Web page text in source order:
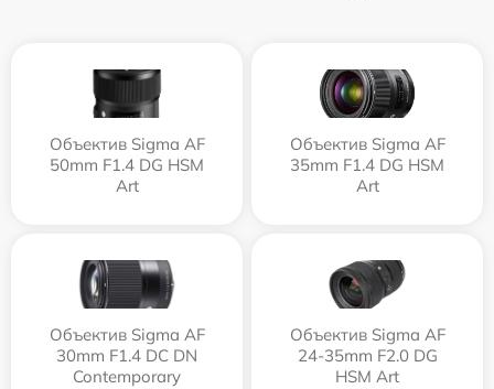
Объектив Sigma AF
50mm F1.4 DG HSM
Art
Объектив Sigma AF
35mm F1.4 DG HSM
Art
Объектив Sigma AF
30mm F1.4 DC DN
Contemporary
Объектив Sigma AF
24-35mm F2.0 DG
HSM Art